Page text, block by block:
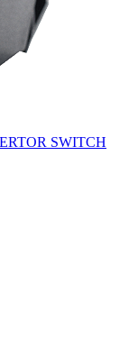
SWITCH